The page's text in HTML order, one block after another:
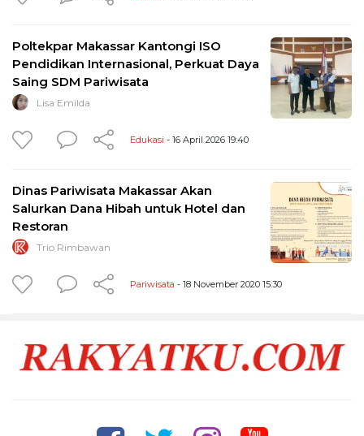
Poltekpar Makassar Kantongi ISO
Pendidikan Internasional, Perkuat Daya
Saing SDM Pariwisata
Lisa Emilda
Edukasi - 16 April 2026 19:40
Dinas Pariwisata Makassar Akan
Salurkan Dana Hibah untuk Hotel dan
Restoran
Trio Rimbawan
Pariwisata - 18 November 2020 15:30